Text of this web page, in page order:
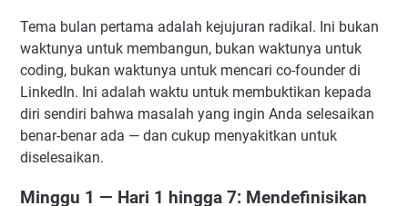
8. Apakah Perlu Hadir Secara Fisik di Jakarta untuk Bisa
Mendapatkan Investor?
9. Bagaimana Cara Memilih antara Angel Investor dan VC
untuk Pendekatan Pertama?
10. Apa Tanda Bahwa Saya Sudah Benar-Benar Siap
untuk Mulai Pitching ke Investor Serius?
Tema bulan pertama adalah kejujuran radikal. Ini bukan
waktunya untuk membangun, bukan waktunya untuk
coding, bukan waktunya untuk mencari co-founder di
LinkedIn. Ini adalah waktu untuk membuktikan kepada
diri sendiri bahwa masalah yang ingin Anda selesaikan
benar-benar ada — dan cukup menyakitkan untuk
diselesaikan.
Minggu 1 — Hari 1 hingga 7: Mendefinisikan